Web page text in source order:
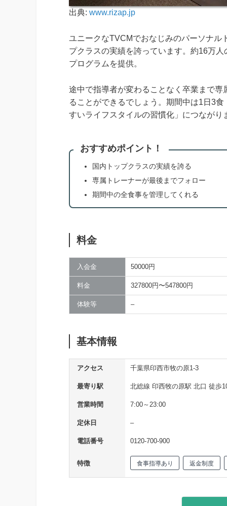
出典: www.rizap.jp
ユニークなTVCMでおなじみのパーソナル
プクラスの実績を誇っています。約16万
プログラムを提供。
途中で指導者が変わることなく卒業まで
ることができるでしょう。期間中は1日3
すいライフスタイルの習慣化」につながり
おすすめポイント！
国内トップクラスの実績を誇る
専属トレーナーが最後までフォロー
期間中の全食事を管理してくれる
料金
入会金 50000円
料金 327800円〜547800円
体験等 –
基本情報
アクセス 千葉県印西市牧の原1-3
最寄り駅 北総線 印西牧の原駅 北口 徒歩
営業時間 7:00～23:00
定休日 –
電話番号 0120-700-900
特徴 食事指導あり 返金制度